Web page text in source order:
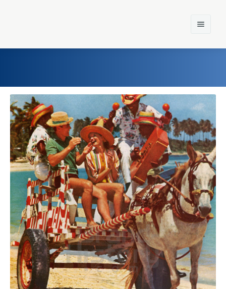
Home
Einst und Heute
Marken
Konzerne
Epoche